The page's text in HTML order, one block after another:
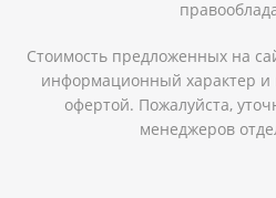
Стоимость предложенных на
информационный характер и
офертой. Пожалуйста,
менеджеров